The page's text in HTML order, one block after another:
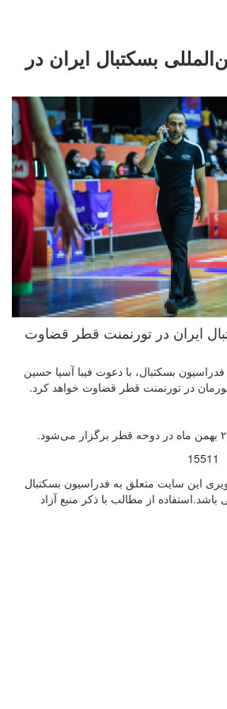
بسکتبال ایران در
ایران در تورنمنت قطر قضاوت
بسکتبال، با دعوت فیبا آسیا حسین
در تورنمنت قطر قضاوت خواهد کرد.
15511
اين سايت متعلق به فدراسیون بسکتبال
از مطالب با ذكر منبع آزاد